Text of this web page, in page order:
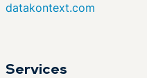
datakontext.com
Services